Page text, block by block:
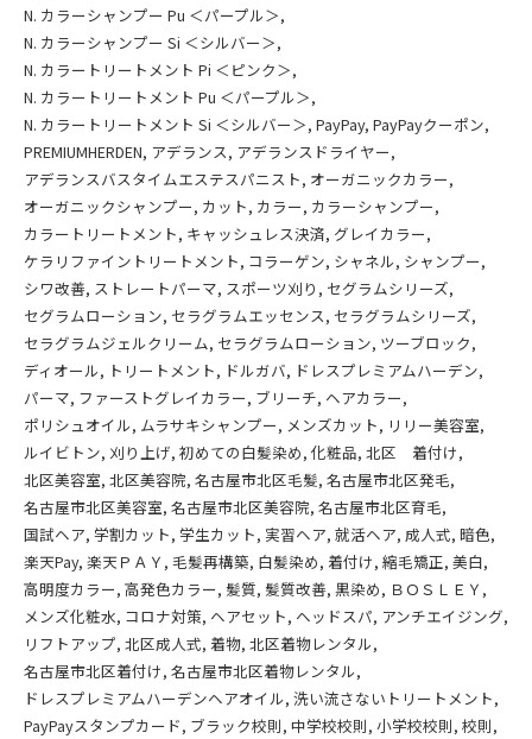
N. カラーシャンプー Pu ＜パープル＞
N. カラーシャンプー Si ＜シルバー＞
N. カラートリートメント Pi ＜ピンク＞
N. カラートリートメント Pu ＜パープル＞
N. カラートリートメント Si ＜シルバー＞ PayPay PayPayクーポン
PREMIUMHERDEN アデランス アデランスドライヤー
アデランスバスタイムエステスパニスト オーガニックカラー
オーガニックシャンプー カット カラー カラーシャンプー
カラートリートメント キャッシュレス決済 グレイカラー
ケラリファイントリートメント コラーゲン シャネル シャンプー
シワ改善 ストレートパーマ スポーツ刈り セグラムシリーズ
セグラムローション セラグラムエッセンス セラグラムシリーズ
セラグラムジェルクリーム セラグラムローション ツーブロック
ディオール
トリートメント ドルガバ ドレスプレミアムハーデン
パーマ ファーストグレイカラー ブリーチ ヘアカラー
ポリシュオイル ムラサキシャンプー メンズカット
リリー美容室
ルイビトン 刈り上げ 初めての白髪染め 化粧品 北区 着付け
北区美容室 北区美容院 名古屋市北区毛髪 名古屋市北区発毛
名古屋市北区美容室 名古屋市北区美容院 名古屋市北区育毛
国試ヘア 学割カット 学生カット 実習ヘア 就活ヘア 成人式 暗色
楽天Pay 楽天ＰＡＹ 毛髪再構築 白髪染め 着付け 縮毛矯正 美白
高明度カラー 高発色カラー 髪質 髪質改善 黒染め
ＢＯＳＬＥＹ
メンズ化粧水 コロナ対策 ヘアセット ヘッドスパ アンチエイジング
リフトアップ 北区成人式 着物 北区着物レンタル
名古屋市北区着付け 名古屋市北区着物レンタル
ドレスプレミアムハーデンヘアオイル 洗い流さないトリートメント
PayPayスタンプカード ブラック校則 中学校校則 小学校校則 校則